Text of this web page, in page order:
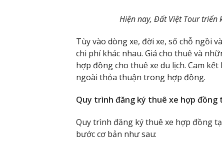
Hiện nay, Đất Việt Tour triển
Tùy vào dòng xe, đời xe, số chỗ ngồi
chi phí khác nhau. Giá cho thuê và
hợp đồng cho thuê xe du lịch. Cam
ngoài thỏa thuận trong hợp đồng.
Quy trình đăng ký thuê xe hợp
Quy trình đăng ký thuê xe hợp đồng
bước cơ bản như sau: